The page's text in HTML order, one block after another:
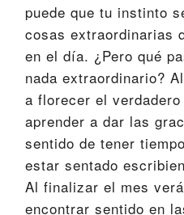
puede que tu instinto
cosas extraordinarias
en el día. ¿Pero qué
nada extraordinario?
a florecer el
aprender a dar las
sentido de tener
estar sentado
Al finalizar el mes
encontrar sentido en